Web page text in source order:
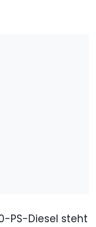
PS-Diesel steht